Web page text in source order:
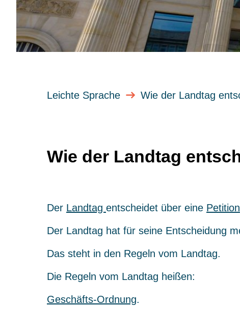
Leichte Sprache Wie der Landtag
Wie der Landtag
Der Landtag entscheidet über eine Petition
Der Landtag hat für seine Entscheidung
Das steht in den Regeln vom Landtag.
Die Regeln vom Landtag heißen:
Geschäfts-Ordnung.